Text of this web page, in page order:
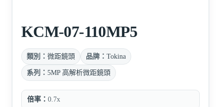
KCM-07-110MP5
類別： 微距鏡頭 品牌： Tokina
系列： 5MP 高解析微距鏡頭
倍率： 0.7x